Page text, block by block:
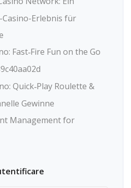
Erlebnis für
Fast‑Fire Fun on the Go
Quick‑Play Roulette &
Gewinne
Management for